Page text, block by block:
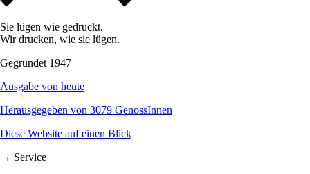
Sie lügen wie gedruckt.
Wir drucken, wie sie lügen.
Gegründet 1947
Ausgabe von heute
Herausgegeben von 3079 GenossInnen
Diese Website auf einen Blick
→ Service